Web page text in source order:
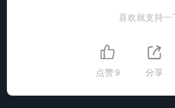
喜欢就支持一
点赞9 分享